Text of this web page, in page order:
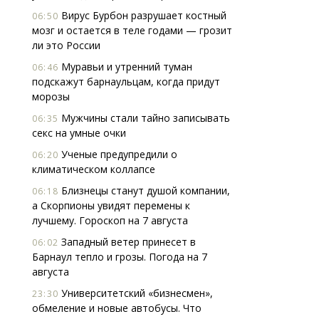
06:50 Вирус Бурбон разрушает костный
мозг и остается в теле годами — грозит
ли это России
06:46 Муравьи и утренний туман
подскажут барнаульцам, когда придут
морозы
06:35 Мужчины стали тайно записывать
секс на умные очки
06:20 Ученые предупредили о
климатическом коллапсе
06:18 Близнецы станут душой компании,
а Скорпионы увидят перемены к
лучшему. Гороскоп на 7 августа
06:02 Западный ветер принесет в
Барнаул тепло и грозы. Погода на 7
августа
23:30 Университетский «бизнесмен»,
обмеление и новые автобусы. Что